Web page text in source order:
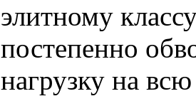
элитному
постепенно
нагрузку на